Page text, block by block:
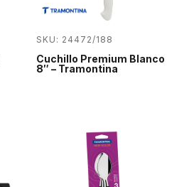
SKU: 24472/188
Cuchillo Premium Blanco
8″ – Tramontina